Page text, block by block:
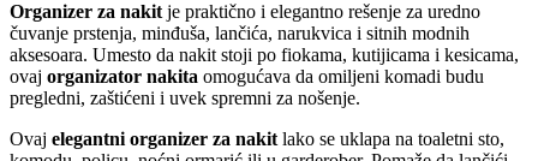
Organizer za nakit je praktično i elegantno rešenje za uredno
čuvanje prstenja, minđuša, lančića, narukvica i sitnih modnih
aksesoara. Umesto da nakit stoji po fiokama, kutijicama i kesicama,
ovaj organizator nakita omogućava da omiljeni komadi budu
pregledni, zaštićeni i uvek spremni za nošenje.
Ovaj elegantni organizer za nakit lako se uklapa na toaletni sto,